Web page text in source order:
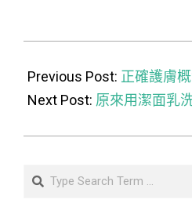
開 新
中
開
啟)
12-
01
Previous Post: 正確護膚
Next Post: 原來用潔面乳
Search